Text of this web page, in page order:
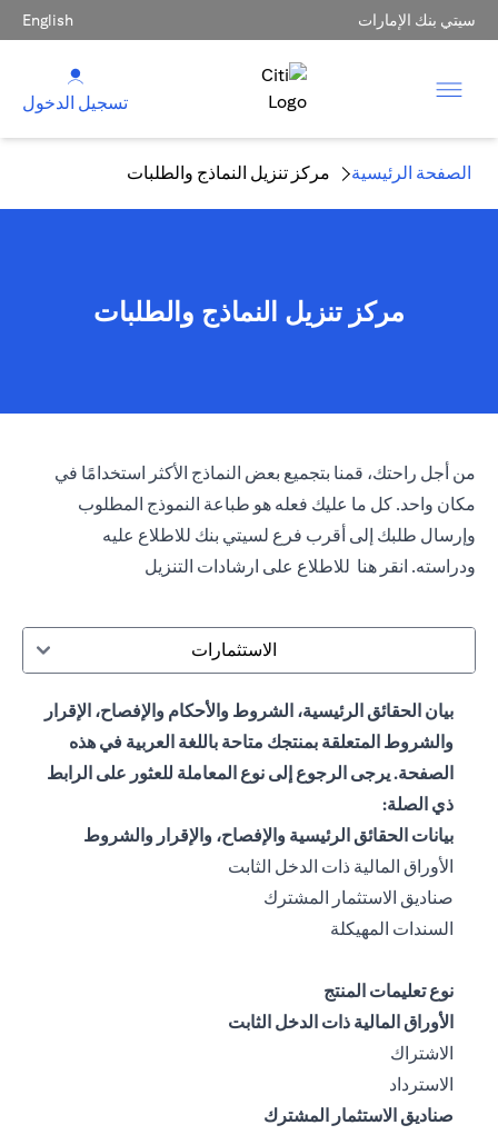
سيتي بنك الإمارات English
تسجيل الدخول
الصفحة الرئيسية مركز تنزيل النماذج والطلبات
مركز تنزيل النماذج والطلبات
من أجل راحتك، قمنا بتجميع بعض النماذج الأكثر استخدامًا في
مكان واحد. كل ما عليك فعله هو طباعة النموذج المطلوب
وإرسال طلبك إلى أقرب فرع لسيتي بنك للاطلاع عليه
ودراسته. انقر هنا للاطلاع على ارشادات التنزيل
الاستثمارات
بيان الحقائق الرئيسية، الشروط والأحكام والإفصاح، الإقرار
والشروط المتعلقة بمنتجك متاحة باللغة العربية في هذه
الصفحة. يرجى الرجوع إلى نوع المعاملة للعثور على الرابط
ذي الصلة:
بيانات الحقائق الرئيسية والإفصاح، والإقرار والشروط
الأوراق المالية ذات الدخل الثابت
صناديق الاستثمار المشترك
السندات المهيكلة
نوع تعليمات المنتج
الأوراق المالية ذات الدخل الثابت
الاشتراك
الاسترداد
صناديق الاستثمار المشترك